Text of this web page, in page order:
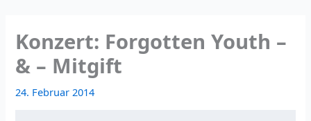
Konzert: Forgotten Youth –
& – Mitgift
24. Februar 2014